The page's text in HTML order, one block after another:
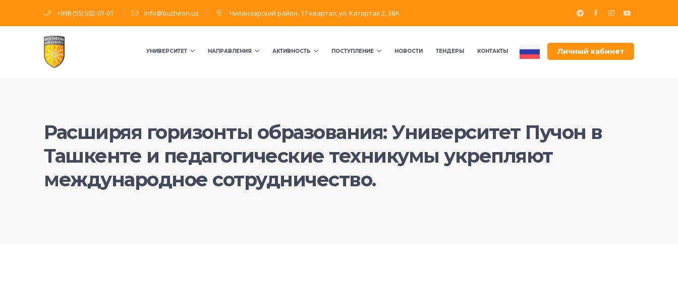
+998 (55) 502-01-01 info@bucheon.uz Чиланзарский район, 17 квартал, ул. Катартал 2, 38А
Личный кабинет
УНИВЕРСИТЕТ НАПРАВЛЕНИЯ АКТИВНОСТЬ ПОСТУПЛЕНИЕ НОВОСТИ ТЕНДЕРЫ КОНТАКТЫ
Расширяя горизонты образования: Университет Пучон в
Ташкенте и педагогические техникумы укрепляют
международное сотрудничество.